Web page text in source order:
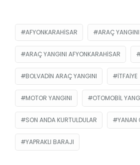
AFYONKARAHISAR ARAÇ YANGINI
ARAÇ YANGINI AFYONKARAHISAR
BOLVADIN ARAÇ YANGINI ITFAIYE
MOTOR YANGINI OTOMOBIL
SON ANDA KURTULDULAR YANAN
YAPRAKLI BARAJI